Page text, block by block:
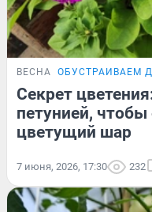
ВЕСНА ОБУСТРАИВАЕМ
Секрет
петунией, чтобы
цветущий шар
7 июня, 2026, 17:30 232